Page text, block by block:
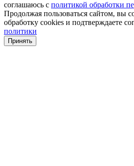
соглашаюсь с политикой обработки
Продолжая пользоваться сайтом, вы
обработку cookies и подтверждаете
политики
Принять